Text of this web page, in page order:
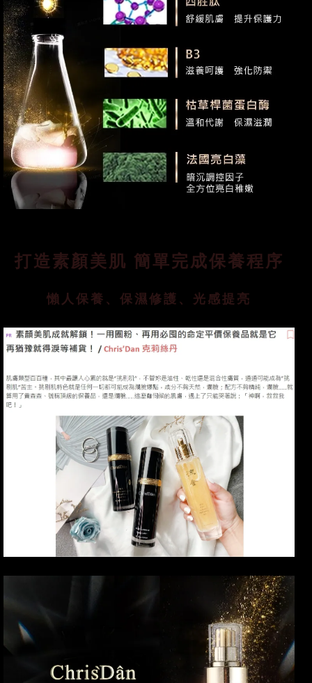
打造素顏美肌 簡單完成保養程序
懶人保養、保濕修護、光感提亮